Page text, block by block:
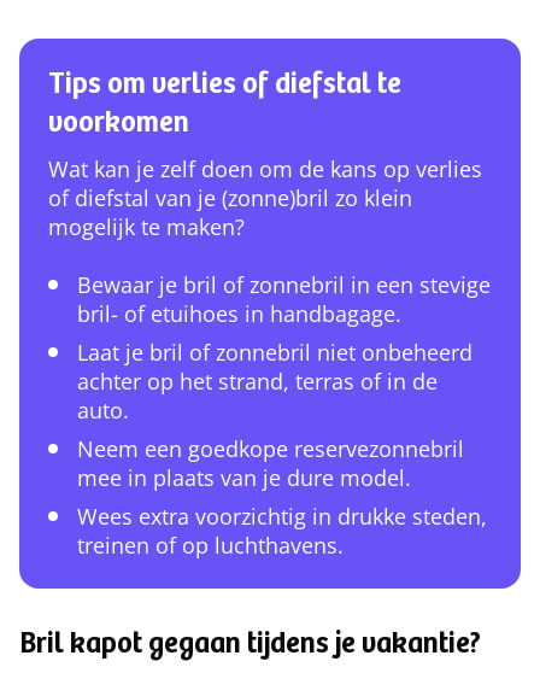
Tips om verlies of diefstal te
voorkomen
Wat kan je zelf doen om de kans op verlies
of diefstal van je (zonne)bril zo klein
mogelijk te maken?
Bewaar je bril of zonnebril in een stevige
bril- of etuihoes in handbagage.
Laat je bril of zonnebril niet onbeheerd
achter op het strand, terras of in de
auto.
Neem een goedkope reservezonnebril
mee in plaats van je dure model.
Wees extra voorzichtig in drukke steden,
treinen of op luchthavens.
Bril kapot gegaan tijdens je vakantie?